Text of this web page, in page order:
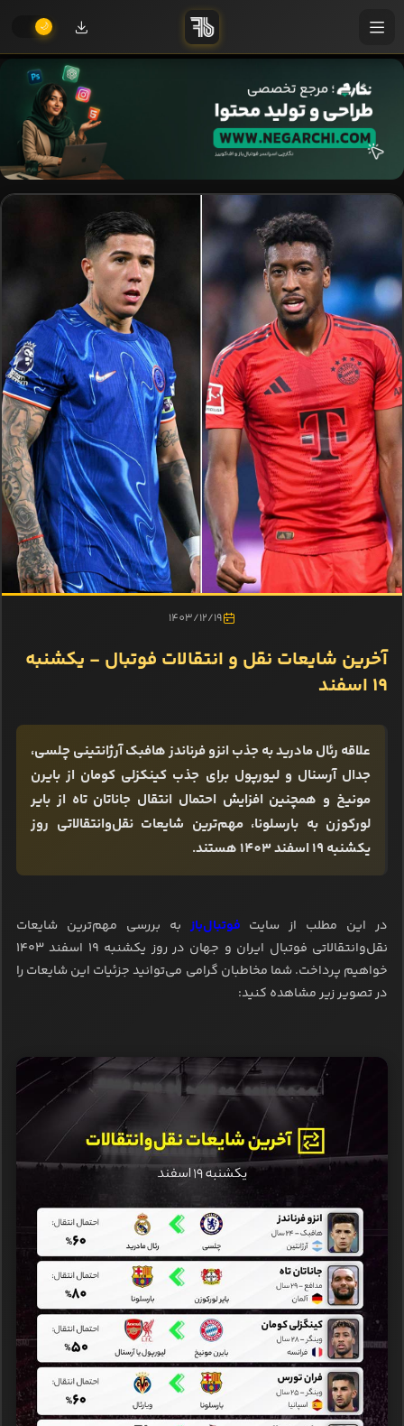
1403/12/19
آخرین شایعات نقل و انتقالات فوتبال - یکشنبه
19 اسفند
علاقه رئال مادرید به جذب انزو فرناندز هافبک آرژانتینی چلسی،
جدال آرسنال و لیورپول برای جذب کینکزلی کومان از بایرن
مونیخ و همچنین افزایش احتمال انتقال جاناتان تاه از بایر
لورکوزن به بارسلونا، مهم‌ترین شایعات نقل‌وانتقالاتی روز
یکشنبه 19 اسفند 1403 هستند.
در این مطلب از سایت فوتبال‌باز به بررسی مهم‌ترین شایعات
نقل‌وانتقالاتی فوتبال ایران و جهان در روز یکشنبه 19 اسفند ۱۴۰۳
خواهیم پرداخت. شما مخاطبان گرامی می‌توانید جزئیات این شایعات را
در تصویر زیر مشاهده کنید: